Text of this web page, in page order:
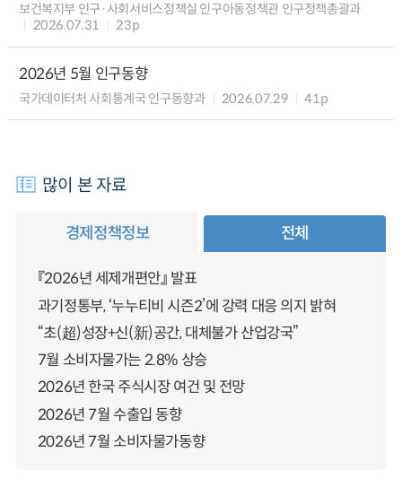
보건복지부 인구·사회서비스정책실 인구아동정책관 인구정책총괄과
2026.07.31
23p
2026년 5월 인구동향
국가데이터처 사회통계국 인구동향과 2026.07.29 41p
많이 본 자료
경제정책정보 전체
『2026년 세제개편안』 발표
과기정통부, ‘누누티비 시즌2’에 강력 대응 의지 밝혀
“초(超)성장+신(新)공간, 대체불가 산업강국”
7월 소비자물가는 2.8% 상승
2026년 한국 주식시장 여건 및 전망
2026년 7월 수출입 동향
2026년 7월 소비자물가동향